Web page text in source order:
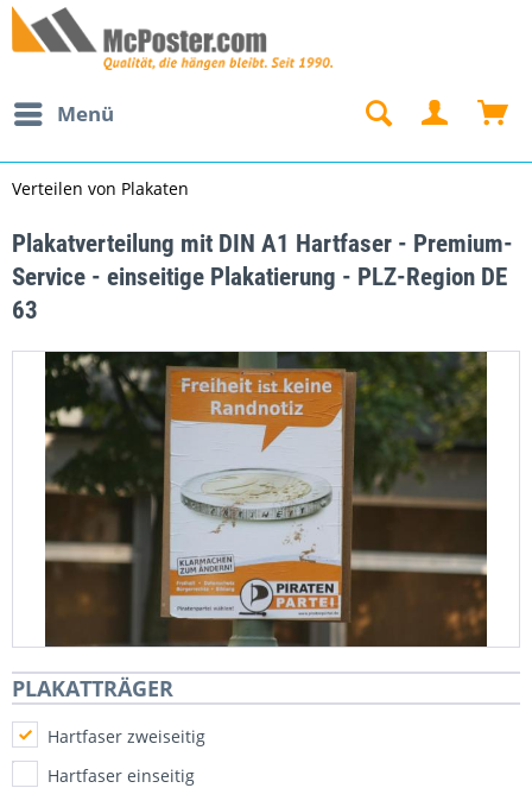
Menü
Verteilen von Plakaten
Plakatverteilung mit DIN A1 Hartfaser - Premium-
Service - einseitige Plakatierung - PLZ-Region DE
63
PLAKATTRÄGER
Hartfaser zweiseitig
Hartfaser einseitig